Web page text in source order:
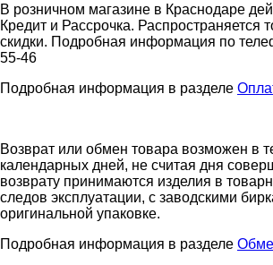
В розничном магазине в Краснодаре
Кредит и Рассрочка. Распространяется
скидки. Подробная информация по
55-46
Подробная информация в разделе
Возврат или обмен товара возможен в
календарных дней, не считая дня
возврату принимаются изделия в
следов эксплуатации, с заводскими
оригинальной упаковке.
Подробная информация в разделе